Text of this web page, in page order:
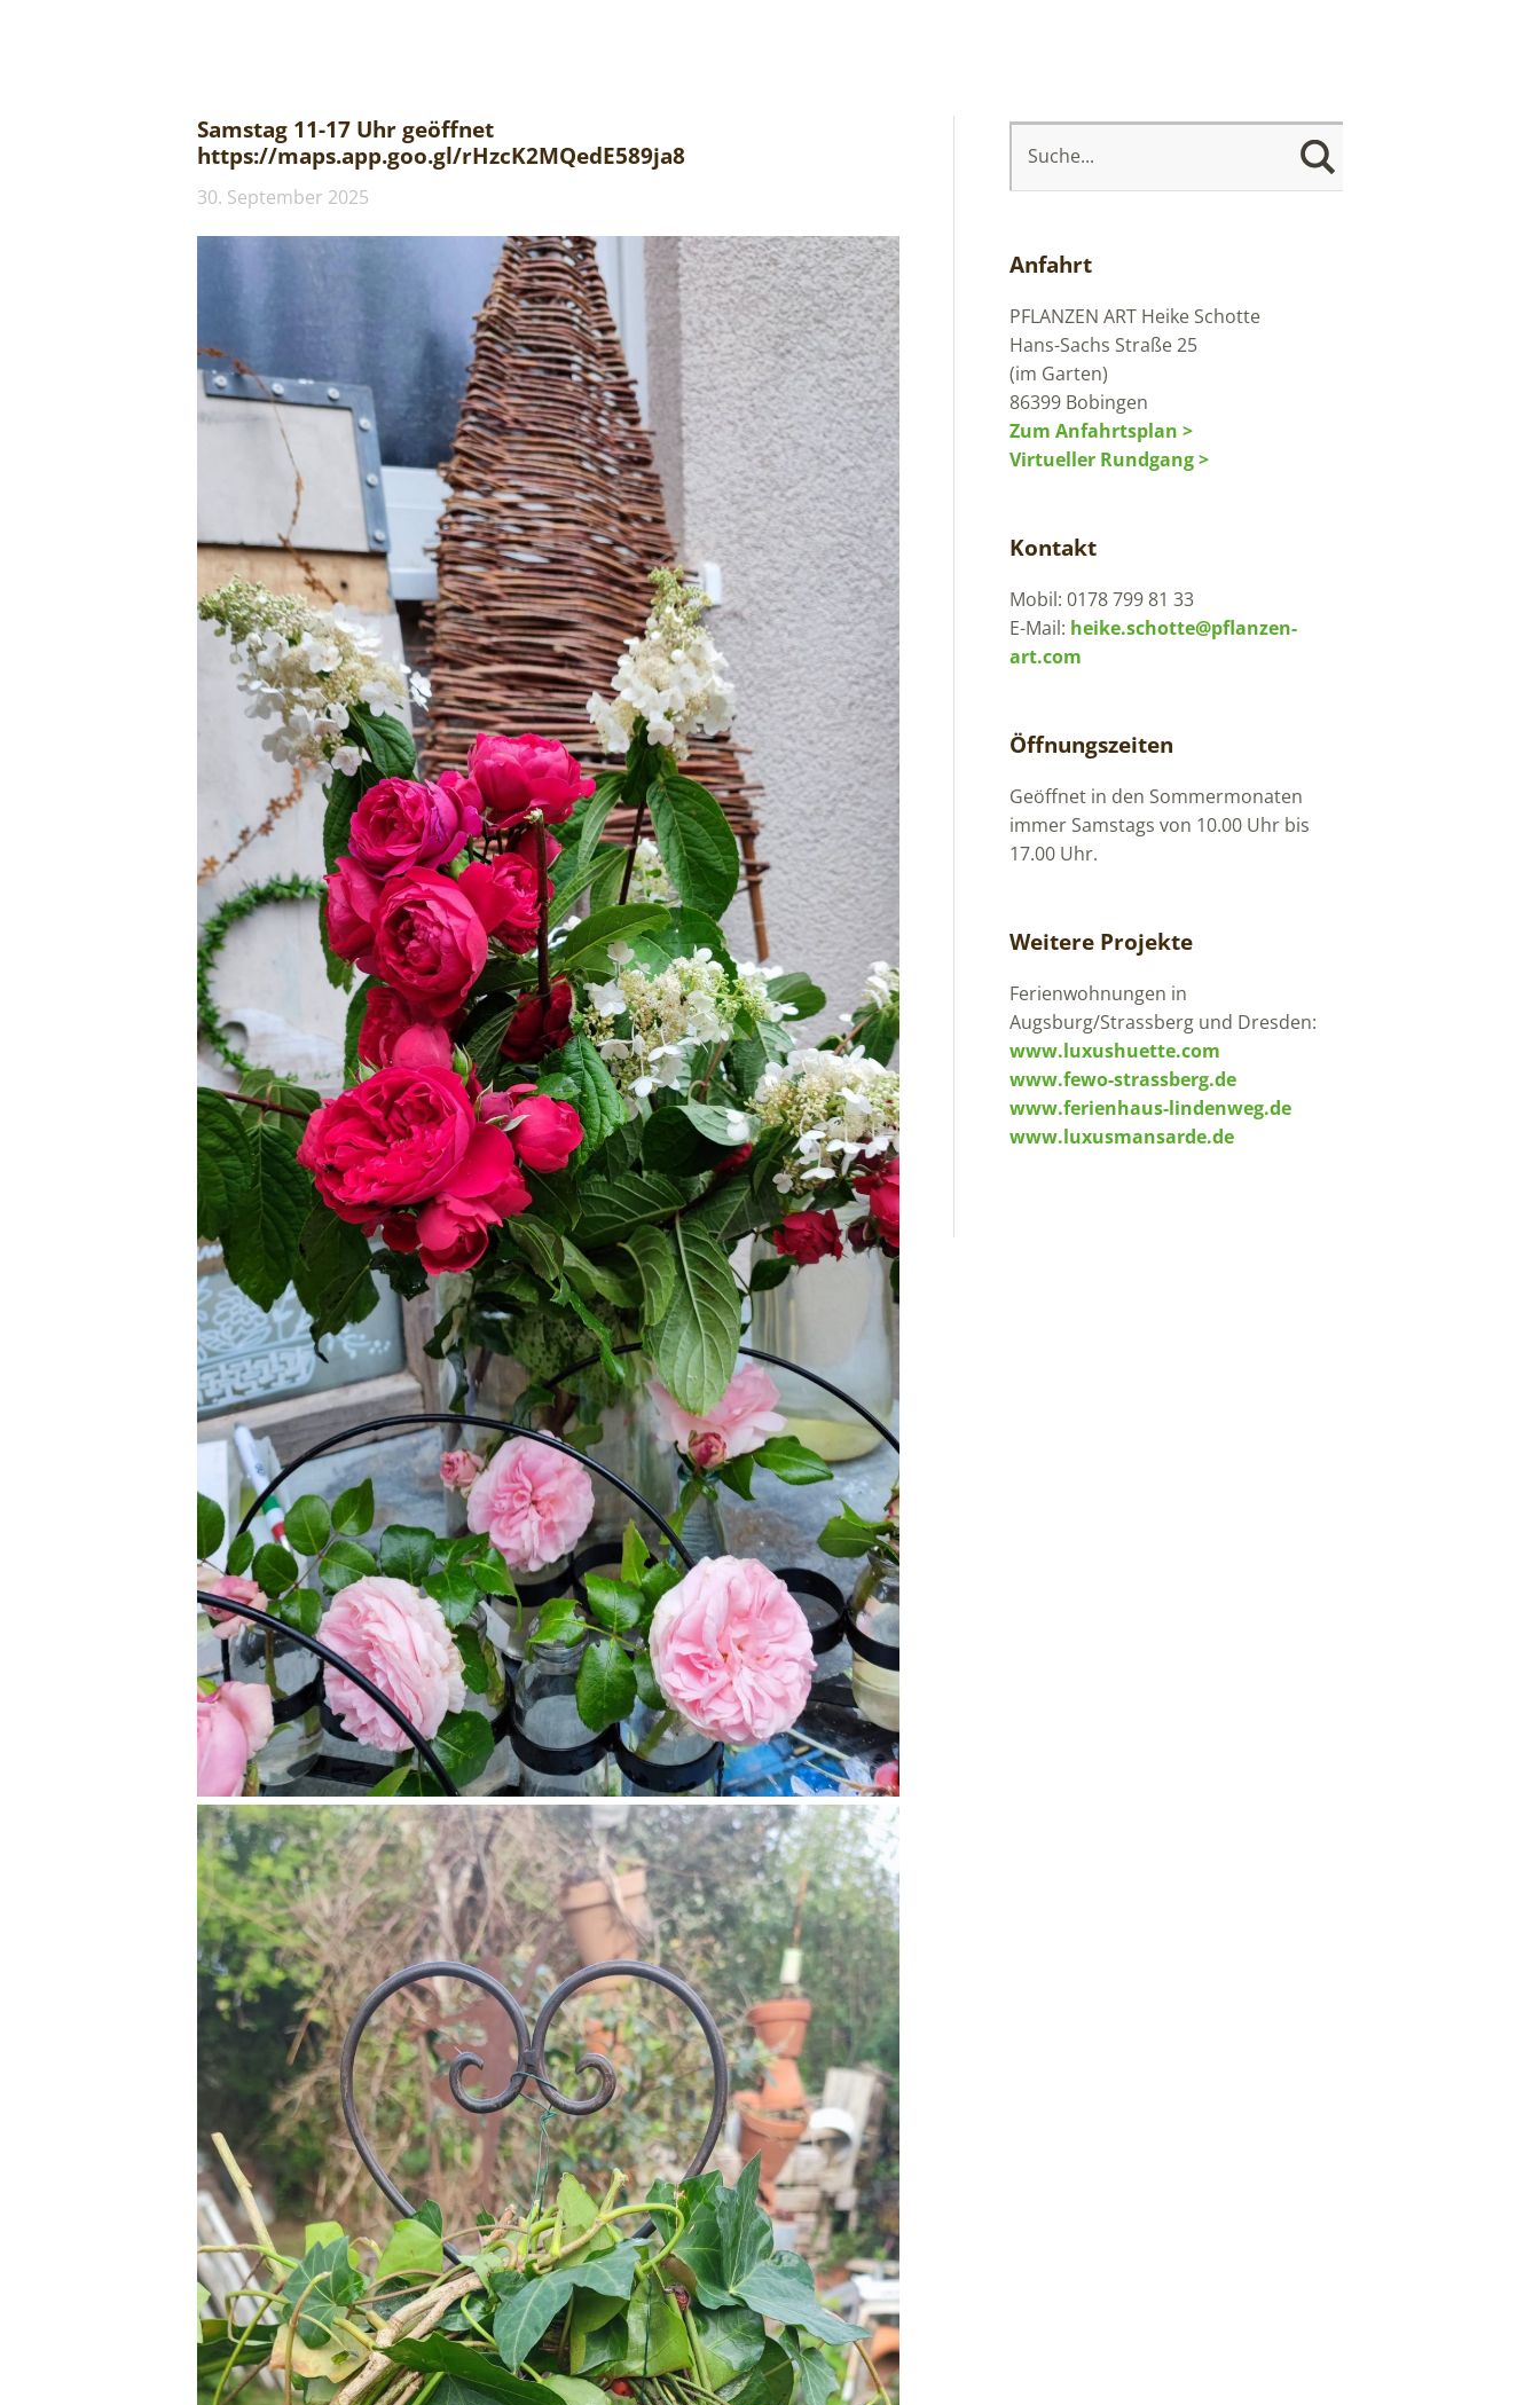
Samstag 11-17 Uhr geöffnet
https://maps.app.goo.gl/rHzcK2MQedE589ja8
30. September 2025
Anfahrt
PFLANZEN ARTHeike Schotte
Hans-Sachs Straße 25
(im Garten)
86399 Bobingen
Zum Anfahrtsplan >
Virtueller Rundgang >
Kontakt
Mobil: 0178 799 81 33
E-Mail: heike.schotte@pflanzen-
art.com
Öffnungszeiten
Geöffnet in den Sommermonaten
immer Samstags von 10.00 Uhr bis
17.00 Uhr.
Weitere Projekte
Ferienwohnungen in
Augsburg/Strassberg und Dresden:
www.luxushuette.com
www.fewo-strassberg.de
www.ferienhaus-lindenweg.de
www.luxusmansarde.de